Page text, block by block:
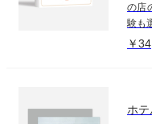
の店
験も
￥
ホテ